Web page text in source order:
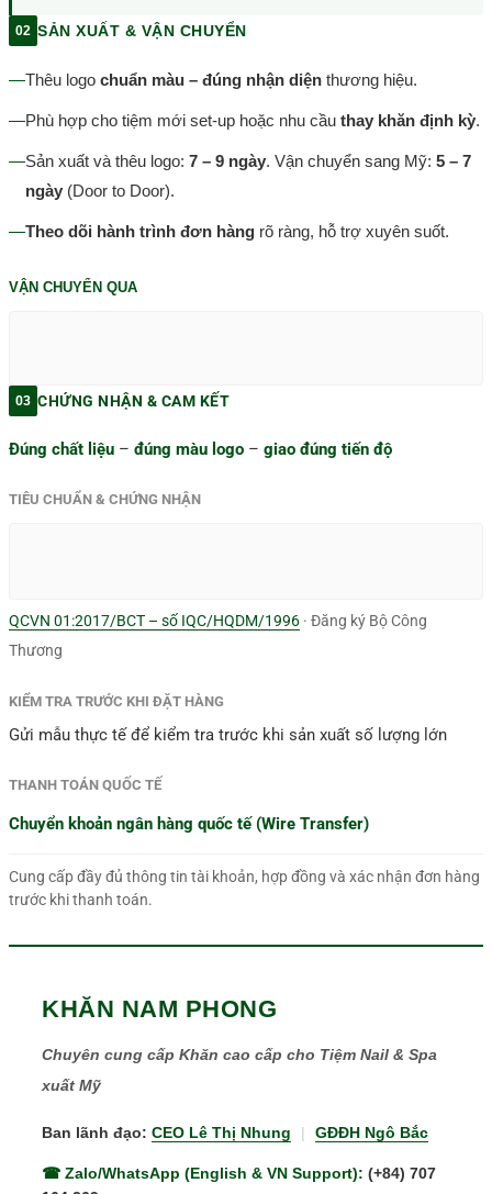
02 SẢN XUẤT & VẬN CHUYỂN
—Thêu logo chuẩn màu – đúng nhận diện thương hiệu.
—Phù hợp cho tiệm mới set-up hoặc nhu cầu thay khăn định kỳ.
—Sản xuất và thêu logo: 7 – 9 ngày. Vận chuyển sang Mỹ: 5 – 7
ngày (Door to Door).
—Theo dõi hành trình đơn hàng rõ ràng, hỗ trợ xuyên suốt.
VẬN CHUYỂN QUA
03 CHỨNG NHẬN & CAM KẾT
Đúng chất liệu – đúng màu logo – giao đúng tiến độ
TIÊU CHUẨN & CHỨNG NHẬN
QCVN 01:2017/BCT – số IQC/HQDM/1996 · Đăng ký Bộ Công
Thương
KIỂM TRA TRƯỚC KHI ĐẶT HÀNG
Gửi mẫu thực tế để kiểm tra trước khi sản xuất số lượng lớn
THANH TOÁN QUỐC TẾ
Chuyển khoản ngân hàng quốc tế (Wire Transfer)
Cung cấp đầy đủ thông tin tài khoản, hợp đồng và xác nhận đơn hàng
trước khi thanh toán.
KHĂN NAM PHONG
Chuyên cung cấp Khăn cao cấp cho Tiệm Nail & Spa
xuất Mỹ
Ban lãnh đạo: CEO Lê Thị Nhung | GĐĐH Ngô Bắc
☎ Zalo/WhatsApp (English & VN Support): (+84) 707